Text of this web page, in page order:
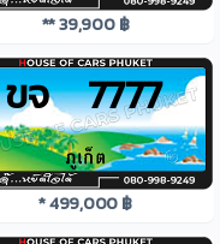
** 39,900 ฿
ขจ 7777
* 499,000 ฿